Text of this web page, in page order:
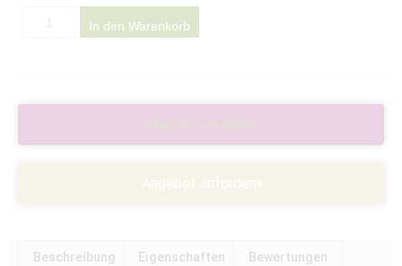
In den Warenkorb
Beschreibung Eigenschaften Bewertungen